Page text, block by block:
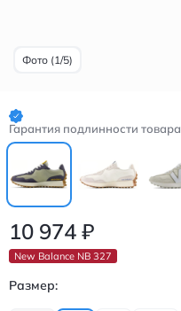
Фото (1/5)
Гарантия подлинности товара
10 974 ₽
New Balance NB 327
Размер: